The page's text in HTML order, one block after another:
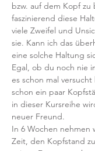
bzw. auf dem Kopf zu
faszinierend diese
viele Zweifel und
sie. Kann ich das
eine solche Haltung
Egal, ob du noch nie
es schon mal
schon ein paar
in dieser Kursreihe
neuer Freund.
In 6 Wochen nehmen
Zeit, den Kopfstand